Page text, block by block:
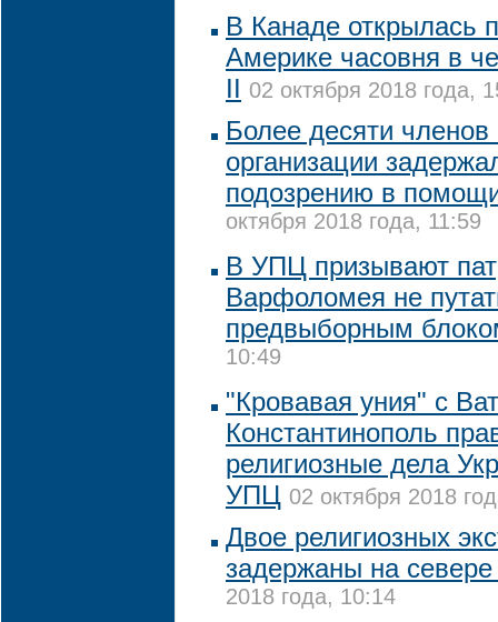
В Канаде открылась
Америке часовня в
II 02 октября 2018 года,
Более десяти
организации
подозрению в
октября 2018 года, 11:59
В УПЦ призывают
Варфоломея не
предвыборным
10:49
"Кровавая уния" с
Константинополь
религиозные дела
УПЦ 02 октября 2018
Двое религиозных
задержаны на севере
2018 года, 10:14